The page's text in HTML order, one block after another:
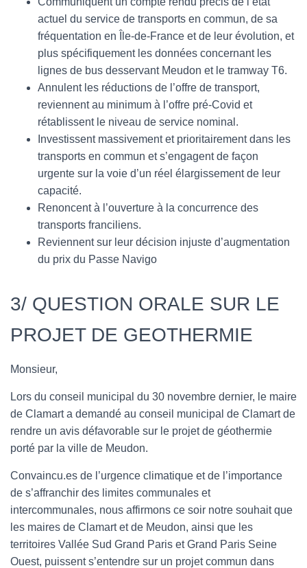
actuel du service de transports en commun, de sa
fréquentation en Île-de-France et de leur évolution, et
plus spécifiquement les données concernant les
lignes de bus desservant Meudon et le tramway T6.
Annulent les réductions de l’offre de transport,
reviennent au minimum à l’offre pré-Covid et
rétablissent le niveau de service nominal.
Investissent massivement et prioritairement dans les
transports en commun et s’engagent de façon
urgente sur la voie d’un réel élargissement de leur
capacité.
Renoncent à l’ouverture à la concurrence des
transports franciliens.
Reviennent sur leur décision injuste d’augmentation
du prix du Passe Navigo
3/ QUESTION ORALE SUR LE
PROJET DE GEOTHERMIE
Monsieur,
Lors du conseil municipal du 30 novembre dernier, le maire
de Clamart a demandé au conseil municipal de Clamart de
rendre un avis défavorable sur le projet de géothermie
porté par la ville de Meudon.
Convaincu.es de l’urgence climatique et de l’importance
de s’affranchir des limites communales et
intercommunales, nous affirmons ce soir notre souhait que
les maires de Clamart et de Meudon, ainsi que les
territoires Vallée Sud Grand Paris et Grand Paris Seine
Ouest, puissent s’entendre sur un projet commun dans